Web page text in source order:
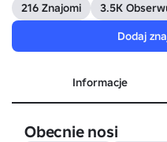
216 Znajomi 3.5K
Dodaj
Informacje
Obecnie nosi